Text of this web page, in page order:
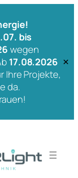
bis
wegen
17.08.2026
Ihre Projekte,
da.
✕